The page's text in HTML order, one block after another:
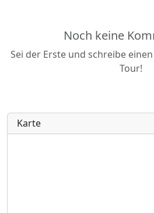
Noch keine
Sei der Erste und schreibe
Tour!
Karte